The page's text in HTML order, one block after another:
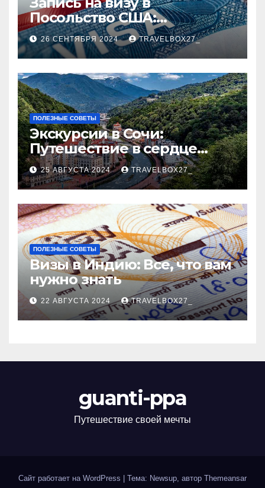
Посольство США:
Пошаговое руководство
26 СЕНТЯБРЯ 2024 TRAVELBOX27_
ПОЛЕЗНЫЕ СОВЕТЫ
Экскурсии в Сочи:
Путешествие в сердце
Черноморского курорта
25 АВГУСТА 2024 TRAVELBOX27_
ПОЛЕЗНЫЕ СОВЕТЫ
Визы в Индию: Все, что вам
нужно знать
22 АВГУСТА 2024 TRAVELBOX27_
guanti-ppa
Путешествие своей мечты
Сайт работает на WordPress Тема: Newsup, автор Themeansar